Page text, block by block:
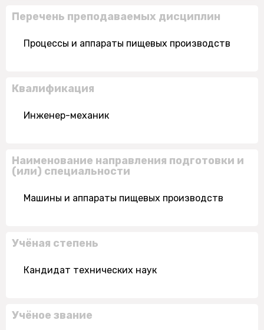
Перечень преподаваемых дисциплин
Процессы и аппараты пищевых производств
Квалификация
Инженер-механик
Наименование направления подготовки и
(или) специальности
Машины и аппараты пищевых производств
Учёная степень
Кандидат технических наук
Учёное звание